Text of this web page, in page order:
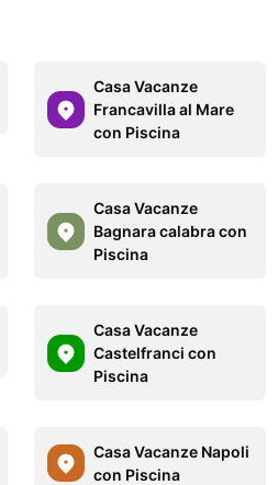
Casa Vacanze
Francavilla al Mare
con Piscina
Casa Vacanze
Bagnara calabra con
Piscina
Casa Vacanze
Castelfranci con
Piscina
Casa Vacanze Napoli
con Piscina